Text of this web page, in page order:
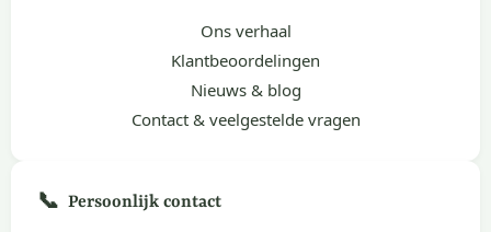
Ons verhaal
Klantbeoordelingen
Nieuws & blog
Contact & veelgestelde vragen
📞 Persoonlijk contact